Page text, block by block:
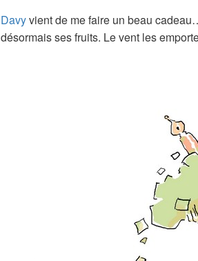
Davyvient de me faire un beau
désormais ses fruits. Le vent les